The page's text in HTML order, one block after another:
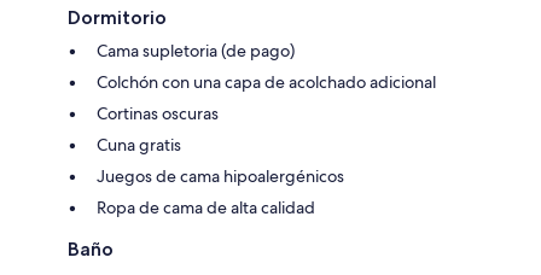
Dormitorio
Cama supletoria (de pago)
Colchón con una capa de acolchado adicional
Cortinas oscuras
Cuna gratis
Juegos de cama hipoalergénicos
Ropa de cama de alta calidad
Baño